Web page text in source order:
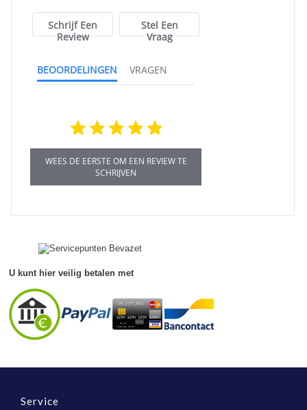
Schrijf Een
Review
Stel Een
Vraag
BEOORDELINGEN VRAGEN
WEES DE EERSTE OM EEN REVIEW TE
SCHRIJVEN
U kunt hier veilig betalen met
Service